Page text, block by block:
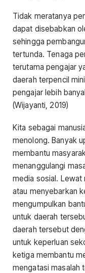
Tidak meratanya
dapat disebabkan
sehingga
tertunda. Tenaga
terutama pengajar
daerah terpencil
pengajar lebih
(Wijayanti, 2019)
Kita sebagai
menolong. Banyak
membantu
menanggulangi
media sosial. Lewat
atau menyebarkan
mengumpulkan
untuk daerah
daerah tersebut
untuk keperluan
ketiga membantu
mengatasi masalah